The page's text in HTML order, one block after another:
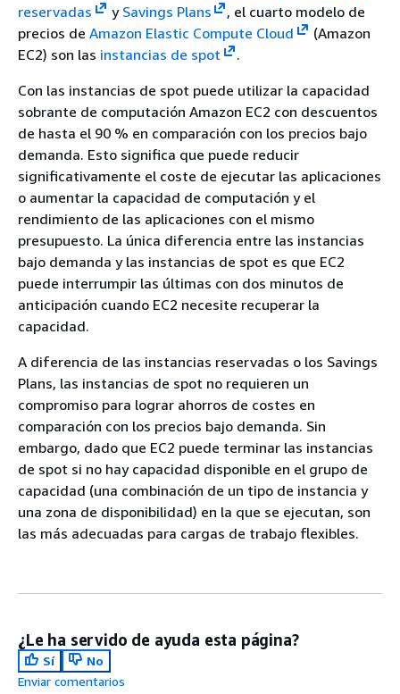
reservadas
y Savings Plans
, el cuarto modelo de
precios de Amazon Elastic Compute Cloud
(Amazon
EC2) son las instancias de spot
.
Con las instancias de spot puede utilizar la capacidad
sobrante de computación Amazon EC2 con descuentos
de hasta el 90 % en comparación con los precios bajo
demanda. Esto significa que puede reducir
significativamente el coste de ejecutar las aplicaciones
o aumentar la capacidad de computación y el
rendimiento de las aplicaciones con el mismo
presupuesto. La única diferencia entre las instancias
bajo demanda y las instancias de spot es que EC2
puede interrumpir las últimas con dos minutos de
anticipación cuando EC2 necesite recuperar la
capacidad.
A diferencia de las instancias reservadas o los Savings
Plans, las instancias de spot no requieren un
compromiso para lograr ahorros de costes en
comparación con los precios bajo demanda. Sin
embargo, dado que EC2 puede terminar las instancias
de spot si no hay capacidad disponible en el grupo de
capacidad (una combinación de un tipo de instancia y
una zona de disponibilidad) en la que se ejecutan, son
las más adecuadas para cargas de trabajo flexibles.
¿Le ha servido de ayuda esta página?
Sí
No
Enviar comentarios